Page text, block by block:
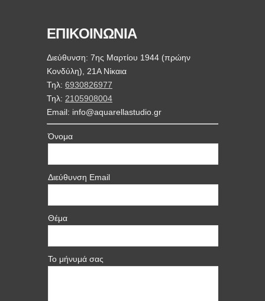
ΕΠΙΚΟΙΝΩΝΙΑ
Διεύθυνση: 7ης Μαρτίου 1944 (πρώην
Κονδύλη), 21Α Νίκαια
Τηλ: 6930826977
Τηλ: 2105908004
Email: info@aquarellastudio.gr
Όνομα
Διεύθυνση Email
Θέμα
Το μήνυμά σας